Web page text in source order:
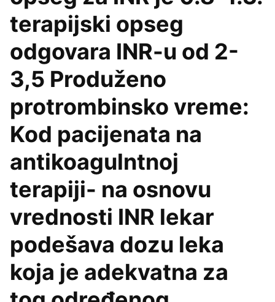
terapijski opseg
odgovara INR-u od 2-
3,5 Produženo
protrombinsko vreme:
Kod pacijenata na
antikoagulntnoj
terapiji- na osnovu
vrednosti INR lekar
podešava dozu leka
koja je adekvatna za